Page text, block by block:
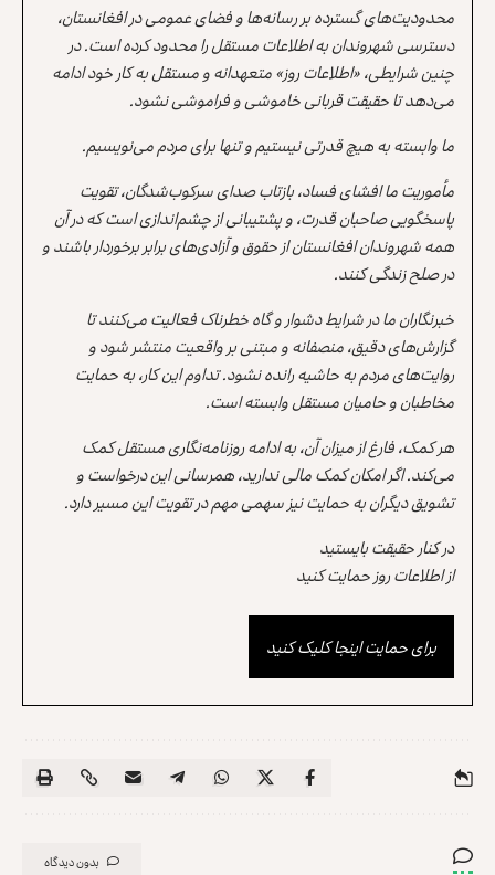
محدودیت‌های گسترده بر رسانه‌ها و فضای عمومی در افغانستان،
دسترسی شهروندان به اطلاعات مستقل را محدود کرده است. در
چنین شرایطی، «اطلاعات روز» متعهدانه و مستقل به کار خود ادامه
می‌دهد تا حقیقت قربانی خاموشی و فراموشی نشود.
ما وابسته به هیچ قدرتی نیستیم و تنها برای مردم می‌نویسیم.
مأموریت ما افشای فساد، بازتاب صدای سرکوب‌شدگان، تقویت
پاسخگویی صاحبان قدرت، و پشتیبانی از چشم‌اندازی است که در آن
همه شهروندان افغانستان از حقوق و آزادی‌های برابر برخوردار باشند و
در صلح زندگی کنند.
خبرنگاران ما در شرایط دشوار و گاه خطرناک فعالیت می‌کنند تا
گزارش‌های دقیق، منصفانه و مبتنی بر واقعیت منتشر شود و
روایت‌های مردم به حاشیه رانده نشود. تداوم این کار، به حمایت
مخاطبان و حامیان مستقل وابسته است.
هر کمک، فارغ از میزان آن، به ادامه روزنامه‌نگاری مستقل کمک
می‌کند. اگر امکان کمک مالی ندارید، همرسانی این درخواست و
تشویق دیگران به حمایت نیز سهمی مهم در تقویت این مسیر دارد.
در کنار حقیقت بایستید
از اطلاعات روز حمایت کنید
برای حمایت اینجا کلیک کنید
بدون دیدگاه